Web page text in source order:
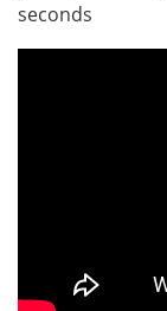
seconds